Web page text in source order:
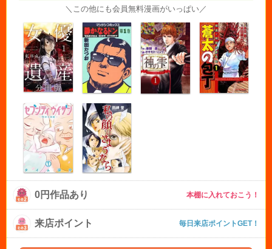
＼この他にも会員無料漫画がいっぱい／
0円作品あり 本棚に入れておこう！
来店ポイント 毎日来店ポイントGET！